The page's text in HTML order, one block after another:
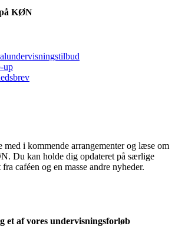
KØN
up
med i kommende arrangementer og læse om
Du kan holde dig opdateret på særlige
caféen og en masse andre nyheder.
et af vores undervisningsforløb